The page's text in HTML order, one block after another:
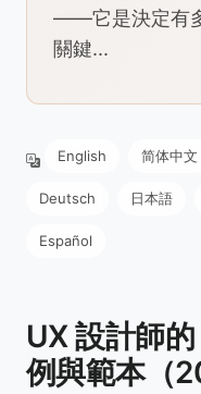
——它是決定有
關鍵...
English 简体中文
Deutsch 日本語
Español
UX 設計師
例與範本（